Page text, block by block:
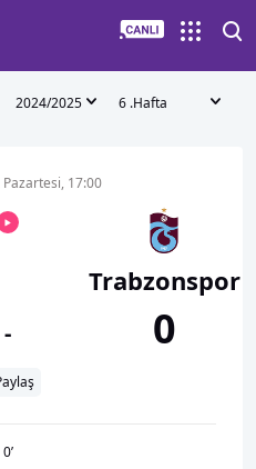
2024/2025 6 .Hafta
17:00
-
Trabzonspor
0
0’